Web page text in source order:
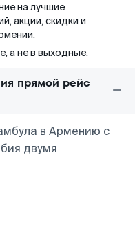
на лучшие
акции, скидки и
а не в выходные.
прямой рейс
в Армению с
двумя